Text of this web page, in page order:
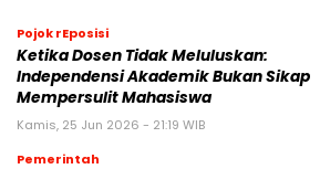
Pojok rEposisi
Ketika Dosen Tidak Meluluskan:
Independensi Akademik Bukan Sikap
Mempersulit Mahasiswa
Kamis, 25 Jun 2026 - 21:19 WIB
Pemerintah